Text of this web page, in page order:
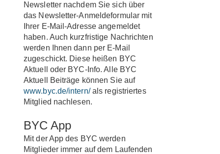
Newsletter nachdem Sie sich über
das Newsletter-Anmeldeformular mit
Ihrer E-Mail-Adresse angemeldet
haben. Auch kurzfristige Nachrichten
werden Ihnen dann per E-Mail
zugeschickt. Diese heißen BYC
Aktuell oder BYC-Info. Alle BYC
Aktuell Beiträge können Sie auf
www.byc.de/intern/als registriertes
Mitglied nachlesen.
BYC App
Mit der App des BYC werden
Mitglieder immer auf dem Laufenden